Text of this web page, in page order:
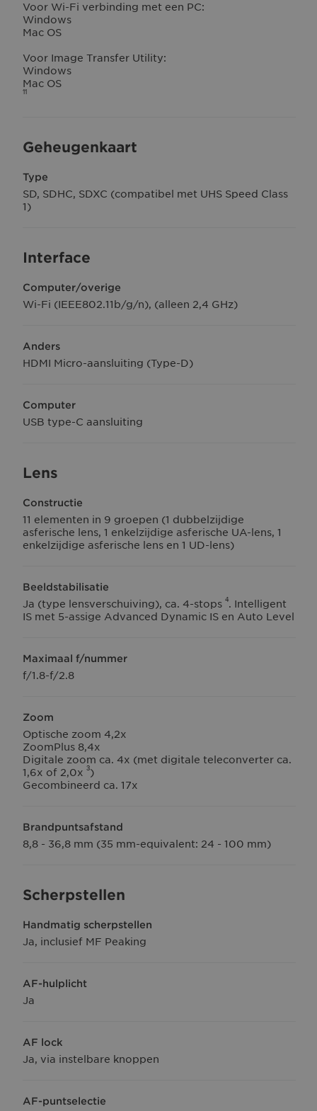
Voor Wi-Fi verbinding met een PC:
Windows
Mac OS
Voor Image Transfer Utility:
Windows
Mac OS
11
Geheugenkaart
Type
SD, SDHC, SDXC (compatibel met UHS Speed Class
1)
Interface
Computer/overige
Wi-Fi (IEEE802.11b/g/n), (alleen 2,4 GHz)
Anders
HDMI Micro-aansluiting (Type-D)
Computer
USB type-C aansluiting
Lens
Constructie
11 elementen in 9 groepen (1 dubbelzijdige
asferische lens, 1 enkelzijdige asferische UA-lens, 1
enkelzijdige asferische lens en 1 UD-lens)
Beeldstabilisatie
Ja (type lensverschuiving), ca. 4-stops4. Intelligent
IS met 5-assige Advanced Dynamic IS en Auto Level
Maximaal f/nummer
f/1.8-f/2.8
Zoom
Optische zoom 4,2x
ZoomPlus 8,4x
Digitale zoom ca. 4x (met digitale teleconverter ca.
1,6x of 2,0x3)
Gecombineerd ca. 17x
Brandpuntsafstand
8,8 - 36,8 mm (35 mm-equivalent: 24 - 100 mm)
Scherpstellen
Handmatig scherpstellen
Ja, inclusief MF Peaking
AF-hulplicht
Ja
AF lock
Ja, via instelbare knoppen
AF-puntselectie